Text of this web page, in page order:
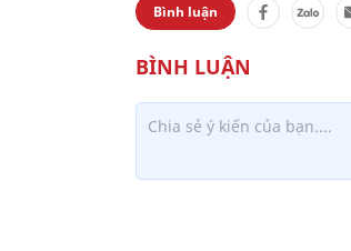
Bình luận